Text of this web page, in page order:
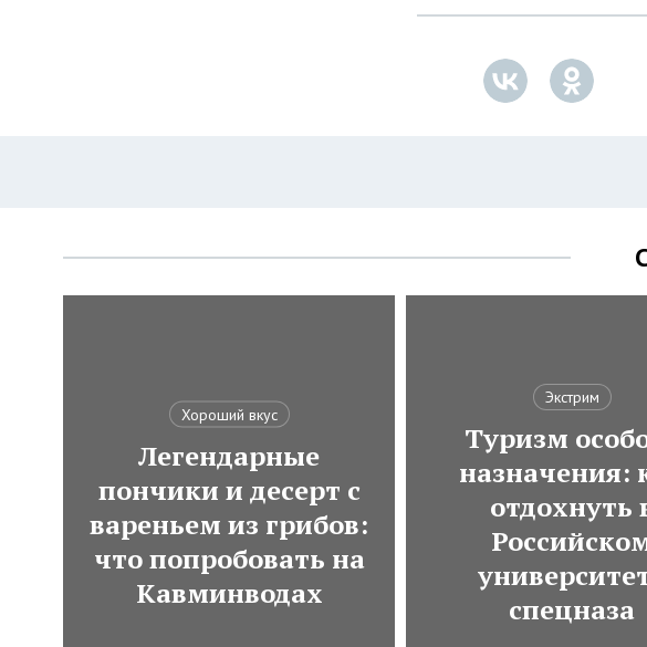
Хороший вкус
Легендарные
пончики и десерт с
вареньем из грибов:
что попробовать на
Кавминводах
Экстрим
Туризм
назначения:
отдохнуть
спецназа